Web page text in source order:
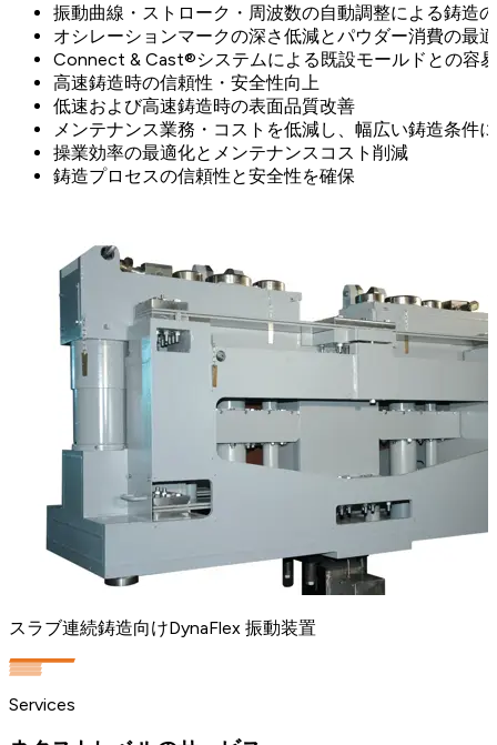
振動曲線・ストローク・周波数の自動調整による鋳造
オシレーションマークの深さ低減とパウダー消費の最
Connect & Cast®システムによる既設モールドとの容
高速鋳造時の信頼性・安全性向上
低速および高速鋳造時の表面品質改善
メンテナンス業務・コストを低減し、幅広い鋳造条件
操業効率の最適化とメンテナンスコスト削減
鋳造プロセスの信頼性と安全性を確保
スラブ連続鋳造向けDynaFlex 振動装置
Services